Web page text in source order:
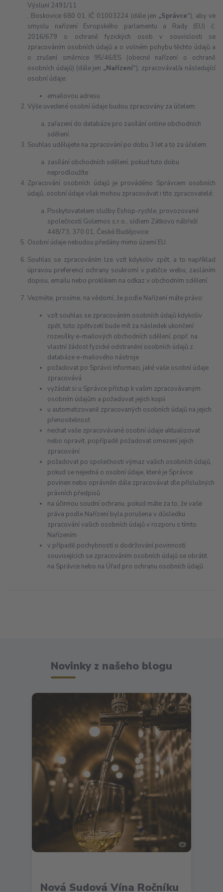
Výsluní 2491/11
, Boskovice 680 01, IČ 01003224 (dále jen „Správce“), aby ve
smyslu nařízení Evropského parlamentu a Rady (EU) č.
2016/679 o ochraně fyzických osob v souvislosti se
zpracováním osobních údajů a o volném pohybu těchto údajů a
o zrušení směrnice 95/46/ES (obecné nařízení o ochraně
osobních údajů) (dále jen „Nařízení“), zpracovával/a následující
osobní údaje:
emailovou adresu
Výše uvedené osobní údaje budou zpracovány za účelem:
zařazení do databáze pro zasílání online obchodních
sdělení.
Souhlas udělujete na zpracování po dobu 3 let a to za účelem:
zasílání obchodních sdělení, pokud tuto dobu
neprodloužíte
Zpracování osobních údajů je prováděno Správcem osobních
údajů, osobní údaje však mohou zpracovávat i tito zpracovatelé:
Poskytovatelem služby Eshop-rychle, provozované
společností Golemos s.r.o., sídlem Zátkovo nábřeží
448/73, 370 01, České Budějovice
Osobní údaje nebudou předány mimo území EU.
Souhlas se zpracováním lze vzít kdykoliv zpět, a to například
úpravou preferencí ochrany soukromí v patičce webu, zasláním
dopisu, emailu nebo proklikem na odkaz v obchodním sdělení.
Vezměte, prosíme, na vědomí, že podle Nařízení máte právo:
vzít souhlas se zpracováním osobních údajů kdykoliv
zpět, toto zpětvzetí bude mít za následek ukončení
rozesílky e-mailových obchodních sdělení, popř. na
vlastní žádost fyzické odstranění osobních údajů z
databáze e-mailového nástroje
požadovat po Správci informaci, jaké vaše osobní údaje
zpracovává
vyžádat si u Správce přístup k vašim zpracovávaným
osobním údajům a požadovat jejich kopii
u automatizovaně zpracovaných osobních údajů na jejich
přenositelnost
nechat vaše zpracovávané osobní údaje aktualizovat
nebo opravit, popřípadě požadovat omezení jejich
zpracování
požadovat po společnosti výmaz vašich osobních údajů,
pokud se nejedná o osobní údaje, které je Správce
povinen nebo oprávněn dále zpracovávat dle příslušných
právních předpisů
na účinnou soudní ochranu, pokud máte za to, že vaše
práva podle Nařízení byla porušena v důsledku
zpracování vašich osobních údajů v rozporu s tímto
Nařízením
v případě pochybností o dodržování povinností
souvisejících se zpracováním osobních údajů se obrátit
na Správce nebo na Úřad pro ochranu osobních údajů
Novinky z našeho blogu
Nová Sudová Vína Ročníku